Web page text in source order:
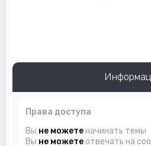
Права доступа
Вы не можетеначинать темы
Вы не можетеотвечать на